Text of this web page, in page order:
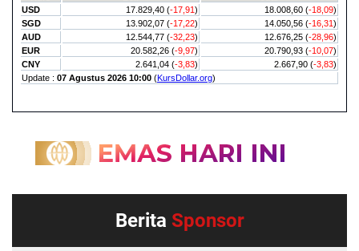
Berita Sponsor